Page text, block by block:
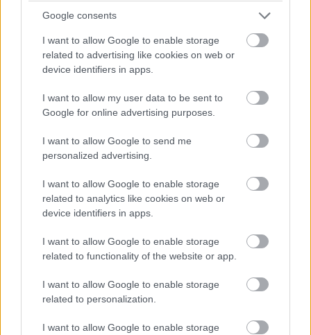
Google consents
I want to allow Google to enable storage
related to advertising like cookies on web or
device identifiers in apps.
I want to allow my user data to be sent to
Google for online advertising purposes.
I want to allow Google to send me
personalized advertising.
I want to allow Google to enable storage
related to analytics like cookies on web or
device identifiers in apps.
I want to allow Google to enable storage
related to functionality of the website or app.
I want to allow Google to enable storage
related to personalization.
I want to allow Google to enable storage
3.Εξερευνήστε το MuseumsQuartier